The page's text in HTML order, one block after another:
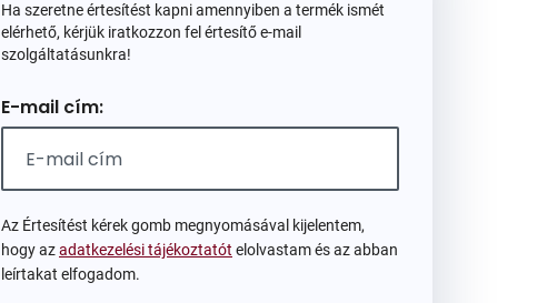
Ha szeretne értesítést kapni amennyiben a termék ismét
elérhető, kérjük iratkozzon fel értesítő e-mail
szolgáltatásunkra!
E-mail cím:
Az Értesítést kérek gomb megnyomásával kijelentem,
hogy azadatkezelési tájékoztatót elolvastam és az abban
leírtakat elfogadom.